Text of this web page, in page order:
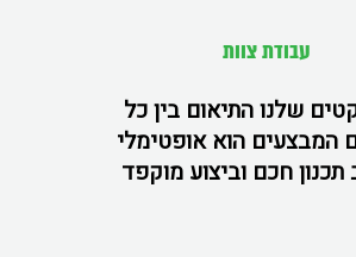
עבודת צוות
שלנו התיאום בין כל
המבצעים הוא אופטימלי
חכם וביצוע מוקפד